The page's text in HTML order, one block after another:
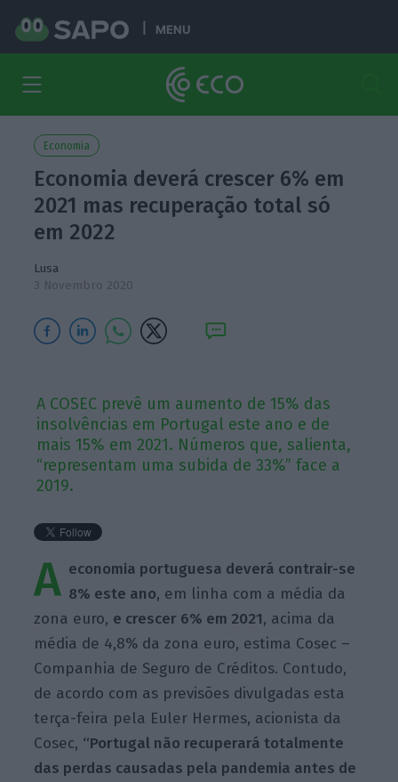
MENU
Economia
Economia deverá crescer 6% em
2021 mas recuperação total só
em 2022
Lusa
3 Novembro 2020
A COSEC prevê um aumento de 15% das
insolvências em Portugal este ano e de
mais 15% em 2021. Números que, salienta,
“representam uma subida de 33%” face a
2019.
A economia portuguesa deverá contrair-se
8% este ano, em linha com a média da
zona euro, e crescer 6% em 2021, acima da
média de 4,8% da zona euro, estima Cosec –
Companhia de Seguro de Créditos. Contudo,
de acordo com as previsões divulgadas esta
terça-feira pela Euler Hermes, acionista da
Cosec, “Portugal não recuperará totalmente
das perdas causadas pela pandemia antes de